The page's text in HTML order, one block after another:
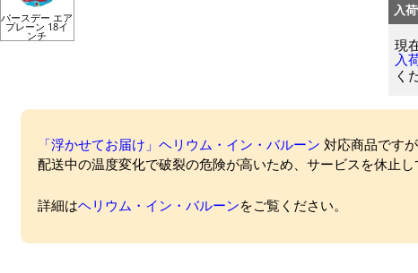
バースデー エア
プレーン 18イ
ンチ
入
現
入
く
「浮かせてお届け」ヘリウム・イン・バルーン 対応商品です
配送中の温度変化で破裂の危険が高いため、サービスを休止し
詳細はヘリウム・イン・バルーンをご覧ください。